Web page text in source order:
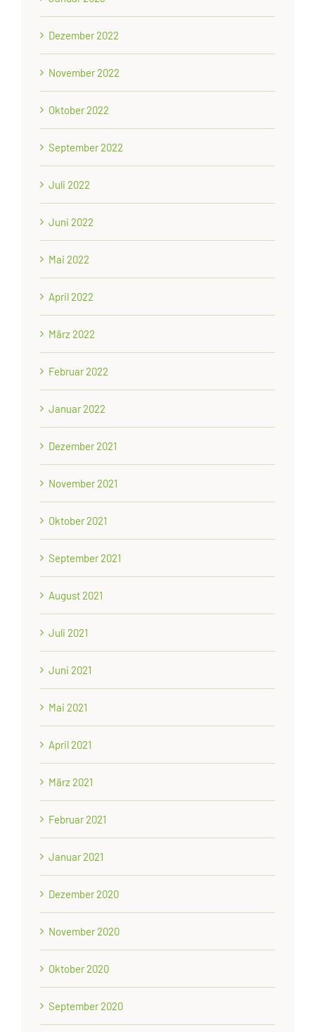
Dezember 2022
November 2022
Oktober 2022
September 2022
Juli 2022
Juni 2022
Mai 2022
April 2022
März 2022
Februar 2022
Januar 2022
Dezember 2021
November 2021
Oktober 2021
September 2021
August 2021
Juli 2021
Juni 2021
Mai 2021
April 2021
März 2021
Februar 2021
Januar 2021
Dezember 2020
November 2020
Oktober 2020
September 2020